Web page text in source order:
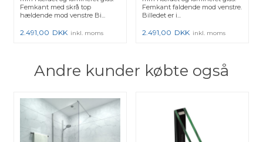
Femkant med skrå top
hældende mod venstre Bi...
2.491,00 DKK inkl. moms
Femkant faldende mod venstre.
Billedet er i...
2.491,00 DKK inkl. moms
Andre kunder købte også